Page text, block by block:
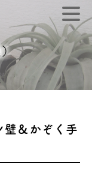
壁＆かぞく手